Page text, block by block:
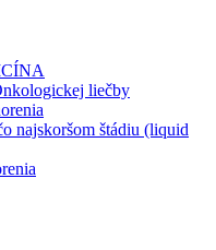
liečby
najskoršom štádiu (liquid